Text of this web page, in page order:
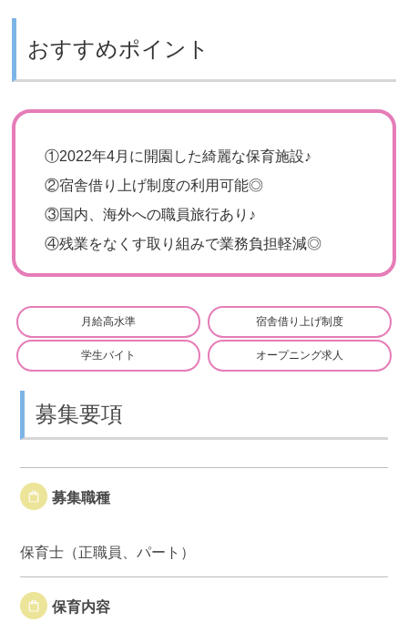
おすすめポイント
①2022年4月に開園した綺麗な保育施設♪
②宿舎借り上げ制度の利用可能◎
③国内、海外への職員旅行あり♪
④残業をなくす取り組みで業務負担軽減◎
月給高水準 宿舎借り上げ制度
学生バイト オープニング求人
募集要項
募集職種
保育士（正職員、パート）
保育内容